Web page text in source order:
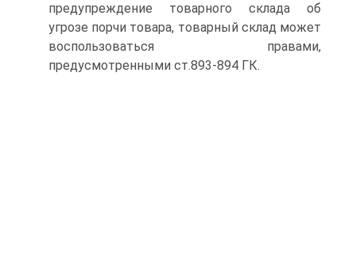
предупреждение товарного склада об
угрозе порчи товара, товарный склад может
воспользоваться правами,
предусмотренными ст.893-894 ГК.